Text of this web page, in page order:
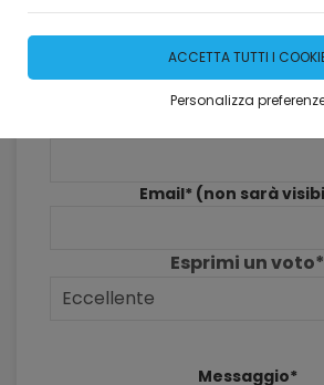
ACCETTA TUTTI I
Personalizza
Lascia il tuo
Email* (non sarà
Esprimi un voto*
Messaggio*